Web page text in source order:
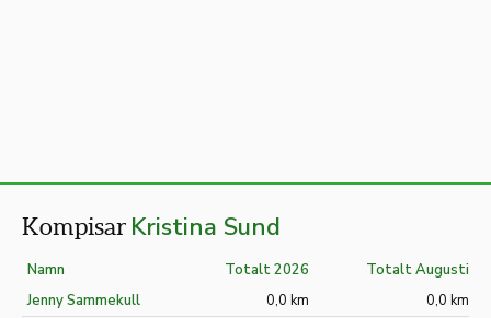
Kompisar Kristina Sund
Namn Totalt 2026 Totalt Augusti
Jenny Sammekull 0,0 km
0,0 km